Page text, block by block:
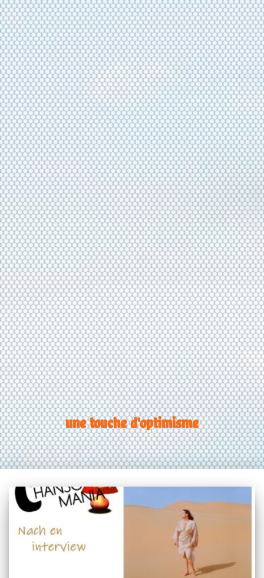
une touche d'optimisme